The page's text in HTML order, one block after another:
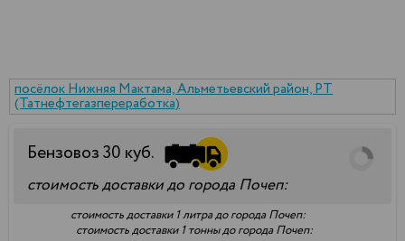
посёлок Нижняя Мактама, Альметьевский район, РТ
(Татнефтегазпереработка)
Бензовоз30 куб.
стоимость доставки до города Почеп:
стоимость доставки 1 литра до города Почеп:
стоимость доставки 1 тонны до города Почеп: